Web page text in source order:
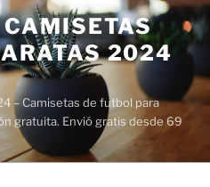
CAMISETAS
2024
– Camisetas de futbol para
gratuita. Envió gratis desde 69